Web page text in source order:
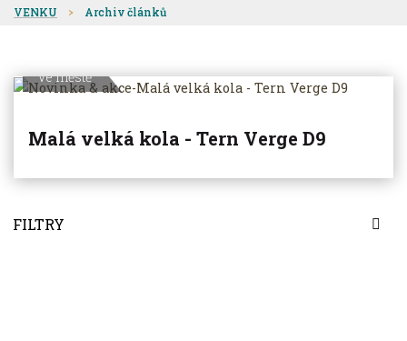
VENKU Archiv článků
FILTRY
Ve městě
Malá velká kola - Tern Verge D9